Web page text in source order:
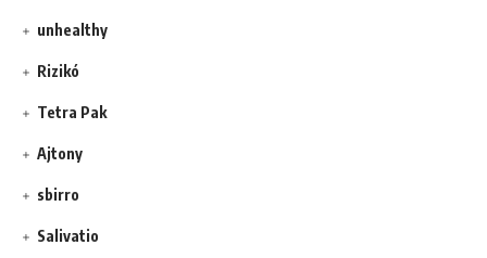
unhealthy
Rizikó
Tetra Pak
Ajtony
sbirro
Salivatio